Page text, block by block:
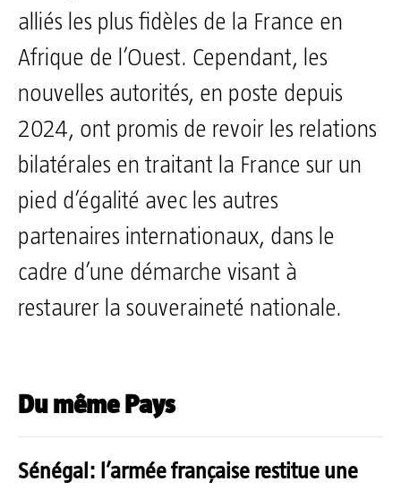
alliés les plus fidèles de la France en
Afrique de l’Ouest. Cependant, les
nouvelles autorités, en poste depuis
2024, ont promis de revoir les relations
bilatérales en traitant la France sur un
pied d’égalité avec les autres
partenaires internationaux, dans le
cadre d’une démarche visant à
restaurer la souveraineté nationale.
Du même Pays
Sénégal: l’armée française restitue une